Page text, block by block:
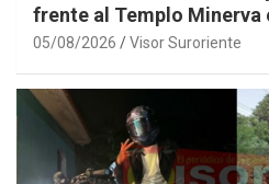
frente al Templo Minerva
05/08/2026 Visor Suroriente